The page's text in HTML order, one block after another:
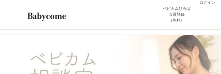
ログイン
ベビカムひろば
会員登録
（無料）